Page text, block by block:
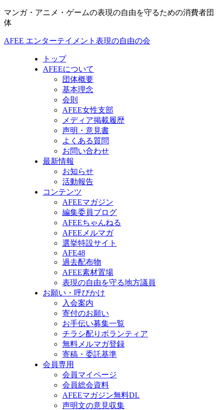
マンガ・アニメ・ゲームの表現の自由を守るための消費者団
体
AFEE エンターテイメント表現の自由の会
トップ
AFEEについて
団体概要
基本理念
会則
AFEE女性支部
メディア掲載履歴
声明・意見書
よくある質問
お問い合わせ
最新情報
お知らせ
活動報告
コンテンツ
AFEEマガジン
編集委員ブログ
AFEEちゃんねる
AFEEメルマガ
選挙特設サイト
AFE48
過去配布物
AFEE素材置場
表現の自由を守る地方議員
お願い・呼びかけ
入会案内
寄付のお願い
お手伝い募集一覧
チラシ配りボランティア
無料メルマガ登録
寄稿・委託基準
会員専用
会員マイページ
会員総会資料
AFEEマガジン無料DL
声明文の意見収集